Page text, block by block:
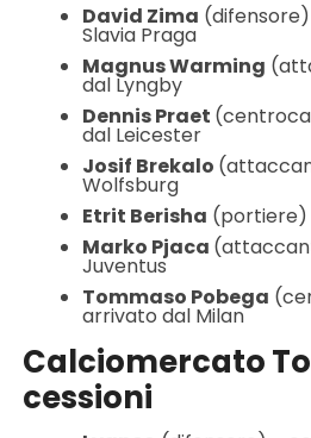
David Zima
Slavia Praga
Magnus Warming
dal Lyngby
Dennis Praet
dal Leicester
Josif Brekalo
Wolfsburg
Etrit Berisha (portiere)
Marko Pjaca
Juventus
Tommaso Pobega
arrivato dal Milan
Calciomercato
cessioni